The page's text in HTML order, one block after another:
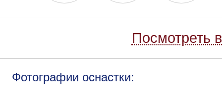
Посмотреть
Фотографии оснастки: